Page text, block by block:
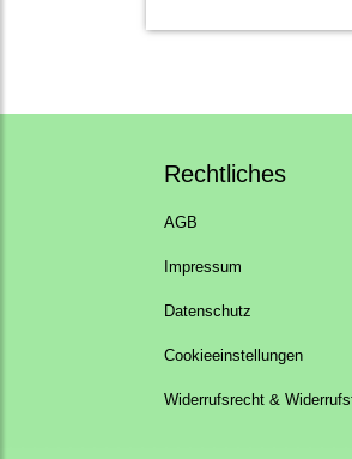
Rechtliches
AGB
Impressum
Datenschutz
Cookieeinstellungen
Widerrufsrecht &